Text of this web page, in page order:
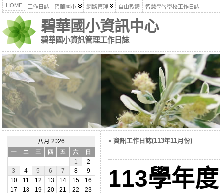
HOME 工作日誌 碧華國小 網路管理 自由軟體 智慧學習學校工作日誌
碧華國小資訊中心
碧華國小資訊管理工作日誌
八月 2026
一
二 三 四 五 六
日
1
2
3
4 5 6 7 8
9
10
11 12 13 14 15
16
17
18 19 20 21 22
23
« 資訊工作日誌(113年11月份)
113學年